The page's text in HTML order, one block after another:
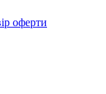
оферти